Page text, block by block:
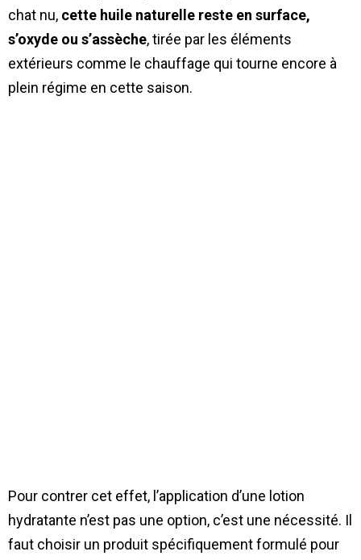
chat nu, cette huile naturelle reste en surface,
s’oxyde ou s’assèche, tirée par les éléments
extérieurs comme le chauffage qui tourne encore à
plein régime en cette saison.
Pour contrer cet effet, l’application d’une lotion
hydratante n’est pas une option, c’est une nécessité. Il
faut choisir un produit spécifiquement formulé pour